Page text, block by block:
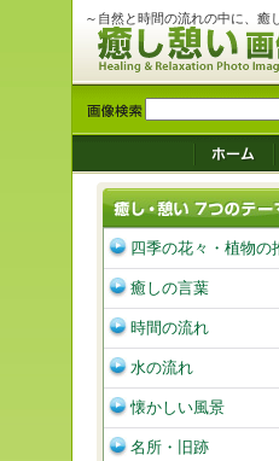
～自然と時間の流れの中に、癒
四季の花々・植物の
癒しの言葉
時間の流れ
水の流れ
懐かしい風景
名所・旧跡